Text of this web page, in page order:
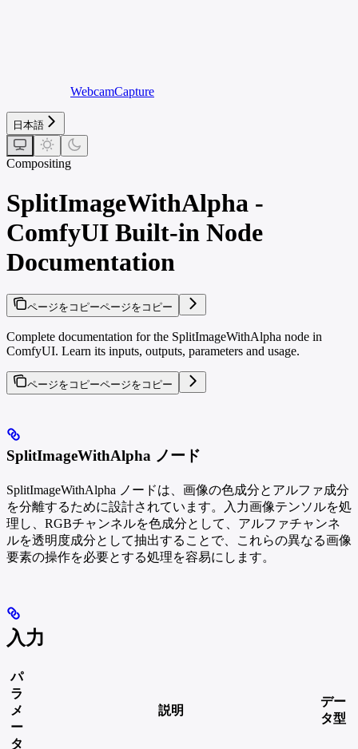
WebcamCapture
日本語
Compositing
SplitImageWithAlpha -
ComfyUI Built-in Node
Documentation
ページをコピーページをコピー
Complete documentation for the SplitImageWithAlpha node in
ComfyUI. Learn its inputs, outputs, parameters and usage.
ページをコピーページをコピー
SplitImageWithAlpha ノード
SplitImageWithAlpha ノードは、画像の色成分とアルファ成分
を分離するために設計されています。入力画像テンソルを処
理し、RGBチャンネルを色成分として、アルファチャンネ
ルを透明度成分として抽出することで、これらの異なる画像
要素の操作を必要とする処理を容易にします。
入力
パ
ラ
メ
ー
タ
説明
デー
タ型